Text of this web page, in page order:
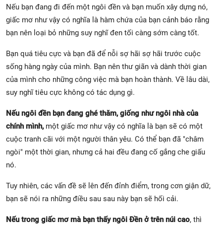
Nếu bạn đang đi đến một ngôi đền và bạn muốn xây dựng nó,
giấc mơ như vậy có nghĩa là hàm chứa của bạn cảnh báo rằng
bạn nên loại bỏ những suy nghĩ đen tối càng sớm càng tốt.
Bạn quá tiêu cực và bạn đã để nỗi sợ hãi sợ hãi trước cuộc
sống hàng ngày của mình. Bạn nên thư giãn và dành thời gian
của mình cho những công việc mà bạn hoàn thành. Về lâu dài,
suy nghĩ tiêu cực không có tác dụng gì.
Nếu ngôi đền bạn đang ghé thăm, giống như ngôi nhà của
chính mình,một giấc mơ như vậy có nghĩa là bạn sẽ có một
cuộc tranh cãi với một người thân yêu. Có thể bạn đã "châm
ngòi" một thời gian, nhưng cả hai đều đang cố gắng che giấu
nó.
Tuy nhiên, các vấn đề sẽ lên đến đỉnh điểm, trong cơn giận dữ,
bạn sẽ nói ra những điều sau sau này bạn sẽ hối cải.
Nếu trong giấc mơ mà bạn thấy ngôi Đền ở trên núi cao, thì